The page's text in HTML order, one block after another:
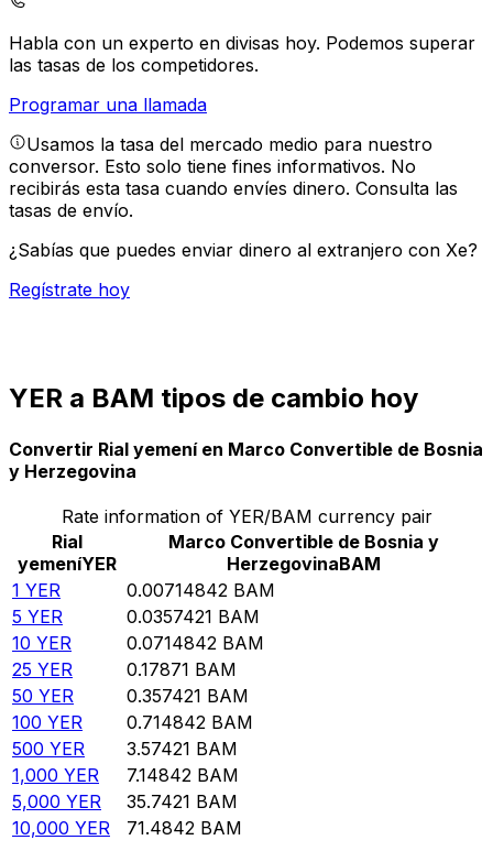
Habla con un experto en divisas hoy. Podemos superar
las tasas de los competidores.
Programar una llamada
Usamos la tasa del mercado medio para nuestro
conversor. Esto solo tiene fines informativos. No
recibirás esta tasa cuando envíes dinero. Consulta las
tasas de envío.
¿Sabías que puedes enviar dinero al extranjero con Xe?
Regístrate hoy
YER a BAM tipos de cambio hoy
Convertir Rial yemení en Marco Convertible de Bosnia
y Herzegovina
Rate information of YER/BAM currency pair
Rial
yemeníYER
Marco Convertible de Bosnia y
HerzegovinaBAM
1 YER 0.00714842 BAM
5 YER 0.0357421 BAM
10 YER 0.0714842 BAM
25 YER 0.17871 BAM
50 YER 0.357421 BAM
100 YER 0.714842 BAM
500 YER 3.57421 BAM
1,000 YER 7.14842 BAM
5,000 YER 35.7421 BAM
10,000 YER 71.4842 BAM